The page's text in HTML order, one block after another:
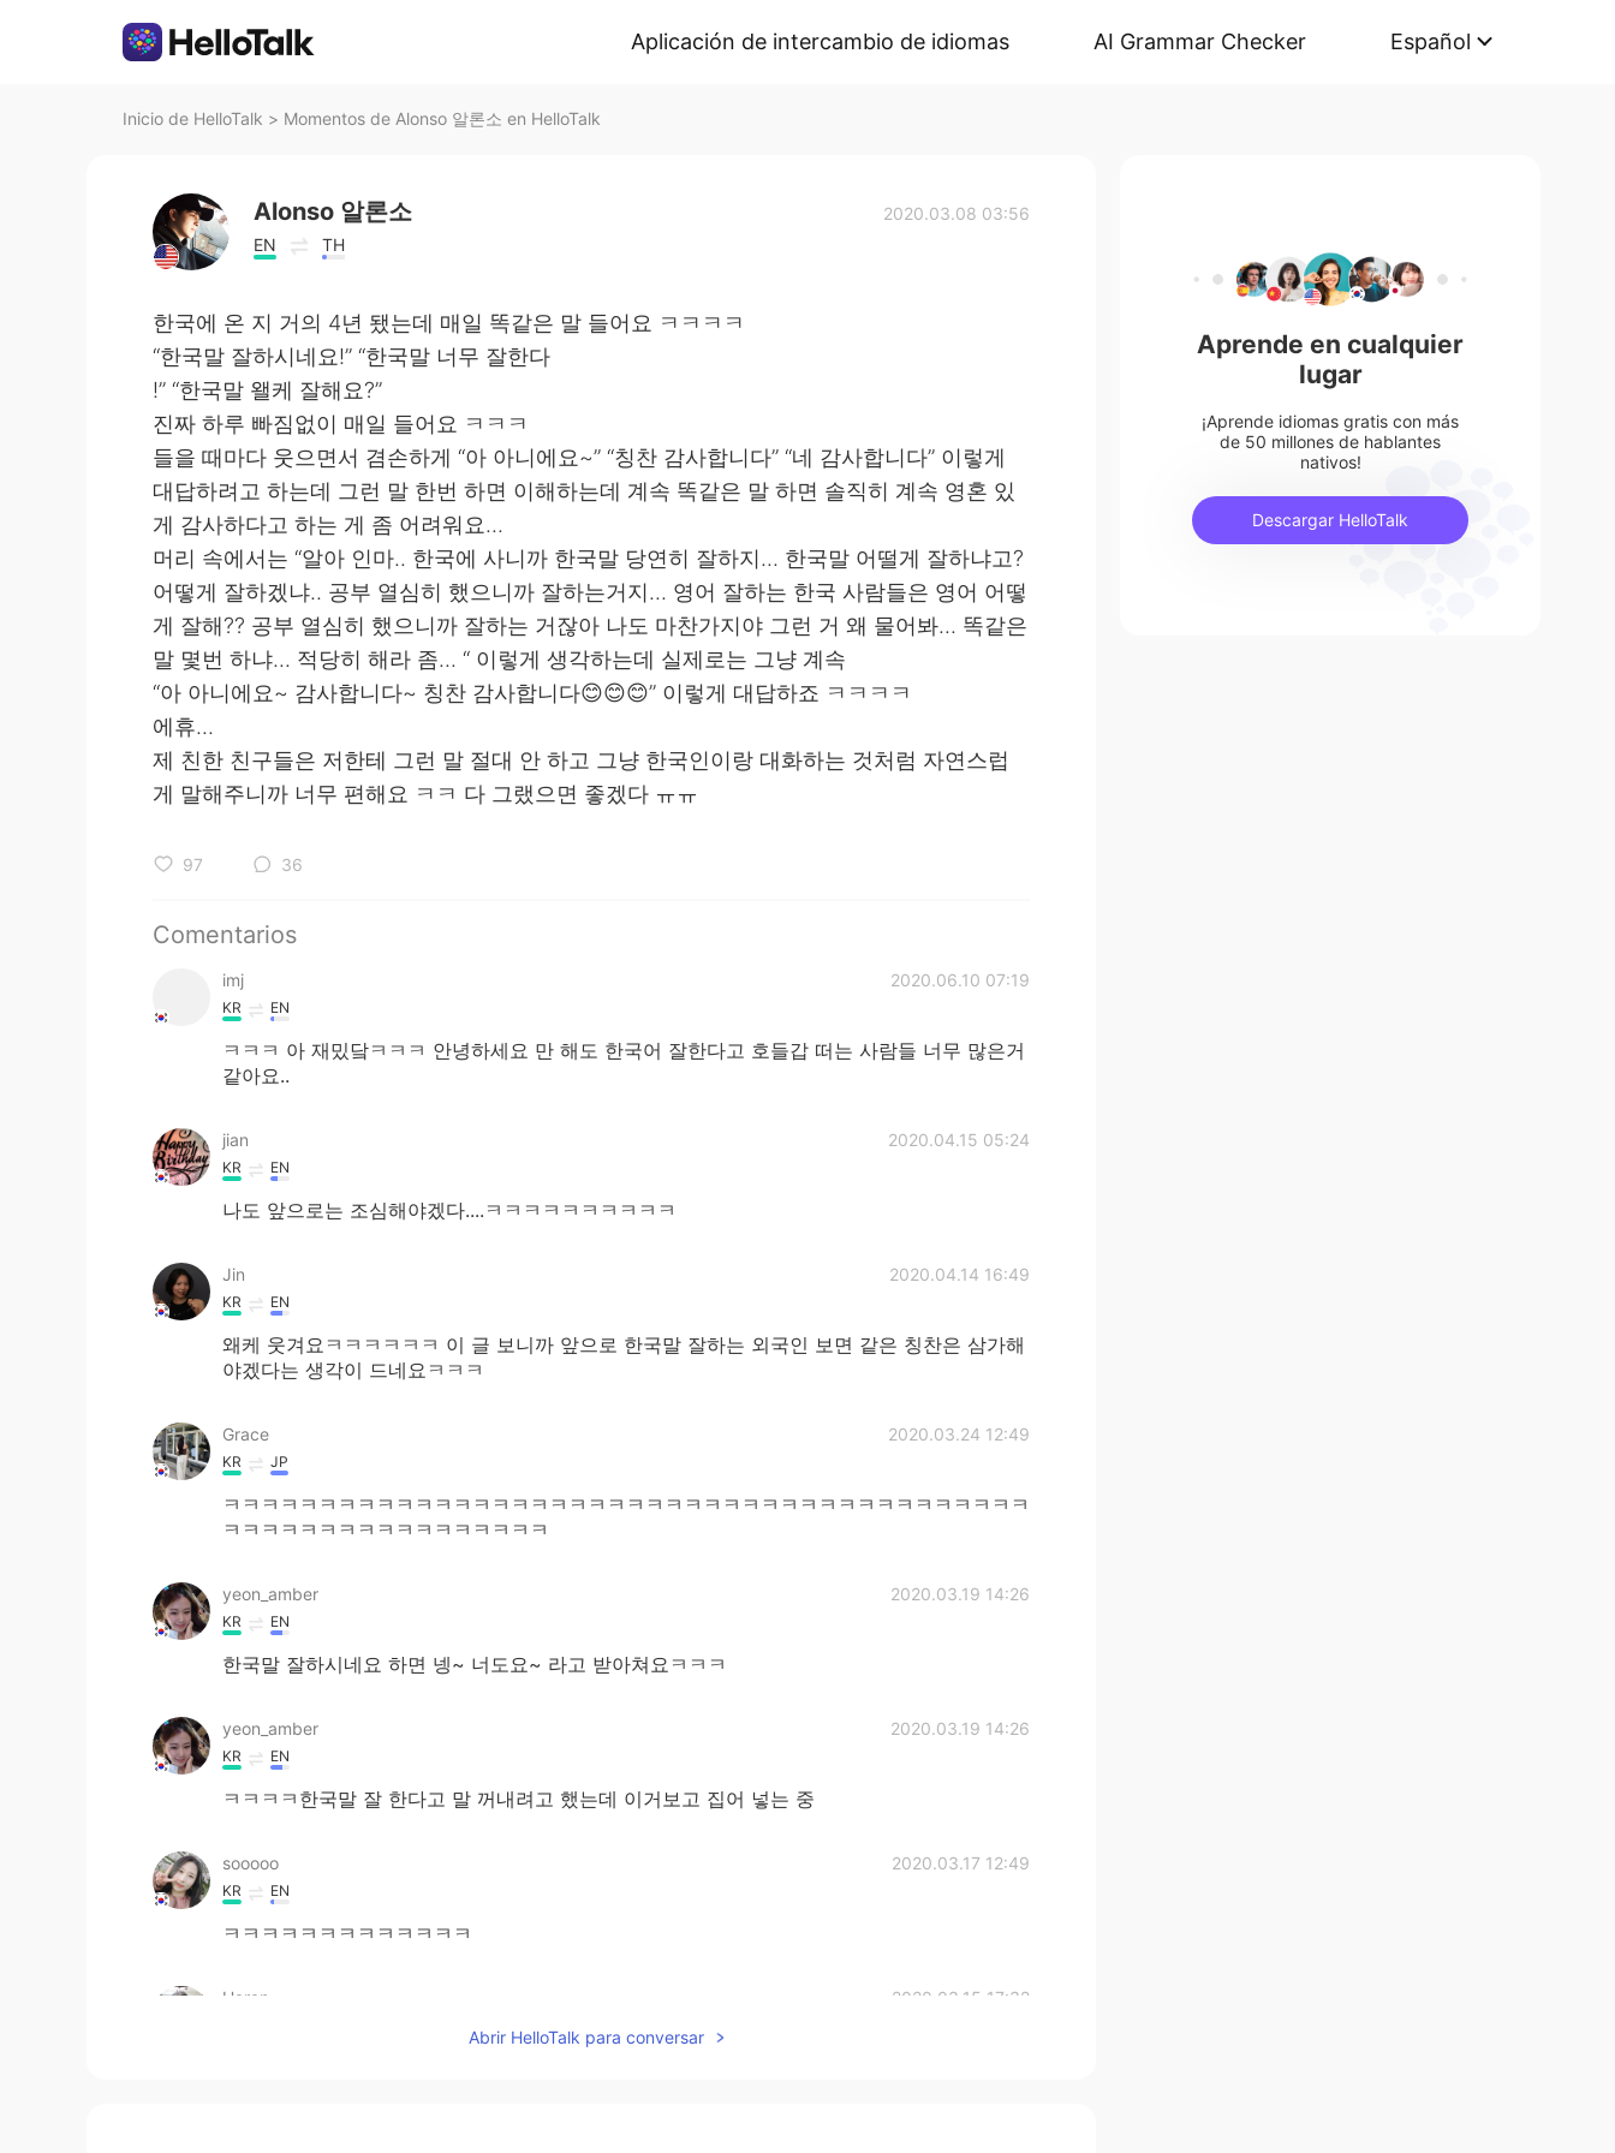
Aplicación de intercambio de idiomas AI Grammar Checker Español
Inicio de HelloTalk > Momentos de Alonso 알론소 en HelloTalk
Alonso 알론소
EN TH
2020.03.08 03:56
한국에 온 지 거의 4년 됐는데 매일 똑같은 말 들어요 ㅋㅋㅋㅋ
“한국말 잘하시네요!” “한국말 너무 잘한다
!” “한국말 왤케 잘해요?”
진짜 하루 빠짐없이 매일 들어요 ㅋㅋㅋ
들을 때마다 웃으면서 겸손하게 “아 아니에요~” “칭찬 감사합니다” “네 감사합니다” 이렇게
대답하려고 하는데 그런 말 한번 하면 이해하는데 계속 똑같은 말 하면 솔직히 계속 영혼 있
게 감사하다고 하는 게 좀 어려워요...
머리 속에서는 “알아 인마.. 한국에 사니까 한국말 당연히 잘하지... 한국말 어떨게 잘하냐고?
어떻게 잘하겠냐.. 공부 열심히 했으니까 잘하는거지... 영어 잘하는 한국 사람들은 영어 어떻
게 잘해?? 공부 열심히 했으니까 잘하는 거잖아 나도 마찬가지야 그런 거 왜 물어봐... 똑같은
말 몇번 하냐... 적당히 해라 좀... “ 이렇게 생각하는데 실제로는 그냥 계속
“아 아니에요~ 감사합니다~ 칭찬 감사합니다😊😊😊” 이렇게 대답하죠 ㅋㅋㅋㅋ
에휴...
제 친한 친구들은 저한테 그런 말 절대 안 하고 그냥 한국인이랑 대화하는 것처럼 자연스럽
게 말해주니까 너무 편해요 ㅋㅋ 다 그랬으면 좋겠다 ㅠㅠ
97 36
Comentarios
imj 2020.06.10 07:19
KR EN
ㅋㅋㅋ 아 재밌닼ㅋㅋㅋ 안녕하세요 만 해도 한국어 잘한다고 호들갑 떠는 사람들 너무 많은거
같아요..
jian 2020.04.15 05:24
KR EN
나도 앞으로는 조심해야겠다....ㅋㅋㅋㅋㅋㅋㅋㅋㅋㅋ
Jin 2020.04.14 16:49
KR EN
왜케 웃겨요ㅋㅋㅋㅋㅋㅋ 이 글 보니까 앞으로 한국말 잘하는 외국인 보면 같은 칭찬은 삼가해
야겠다는 생각이 드네요ㅋㅋㅋ
Grace 2020.03.24 12:49
KR JP
ㅋㅋㅋㅋㅋㅋㅋㅋㅋㅋㅋㅋㅋㅋㅋㅋㅋㅋㅋㅋㅋㅋㅋㅋㅋㅋㅋㅋㅋㅋㅋㅋㅋㅋㅋㅋㅋㅋㅋㅋㅋㅋ
ㅋㅋㅋㅋㅋㅋㅋㅋㅋㅋㅋㅋㅋㅋㅋㅋㅋ
yeon_amber 2020.03.19 14:26
KR EN
한국말 잘하시네요 하면 넹~ 너도요~ 라고 받아쳐요ㅋㅋㅋ
yeon_amber 2020.03.19 14:26
KR EN
ㅋㅋㅋㅋ한국말 잘 한다고 말 꺼내려고 했는데 이거보고 집어 넣는 중
sooooo 2020.03.17 12:49
KR EN
ㅋㅋㅋㅋㅋㅋㅋㅋㅋㅋㅋㅋㅋ
Haran 2020.03.15 17:32
Abrir HelloTalk para conversar
Aprende en cualquier
lugar
¡Aprende idiomas gratis con más
de 50 millones de hablantes
nativos!
Descargar HelloTalk